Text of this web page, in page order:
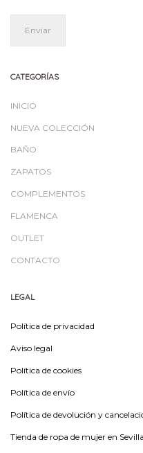
CATEGORÍAS
INICIO
NUEVA COLECCIÓN
BAÑO
ZAPATOS
COMPLEMENTOS
FLAMENCA
OUTLET
CONTACTO
LEGAL
Política de privacidad
Aviso legal
Política de cookies
Política de envío
Política de devolución y
Tienda de ropa de mujer en